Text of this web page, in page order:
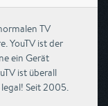
TV
YouTV ist der
ein Gerät
ist überall
Seit 2005.